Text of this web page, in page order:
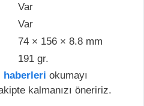
Var
Var
74 × 156 × 8.8 mm
191 gr.
okumayı
kalmanızı öneririz.